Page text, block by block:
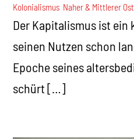
Kolonialismus Naher & Mittlerer
Der Kapitalismus ist ein
seinen Nutzen schon
Epoche seines
schürt […]